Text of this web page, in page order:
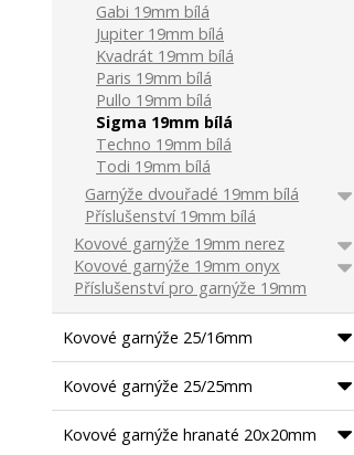
Gabi 19mm bílá
Jupiter 19mm bílá
Kvadrát 19mm bílá
Paris 19mm bílá
Pullo 19mm bílá
Sigma 19mm bílá
Techno 19mm bílá
Todi 19mm bílá
Garnýže dvouřadé 19mm bílá
Příslušenství 19mm bílá
Kovové garnýže 19mm nerez
Kovové garnýže 19mm onyx
Příslušenství pro garnýže 19mm
Kovové garnýže 25/16mm
Kovové garnýže 25/25mm
Kovové garnýže hranaté 20x20mm